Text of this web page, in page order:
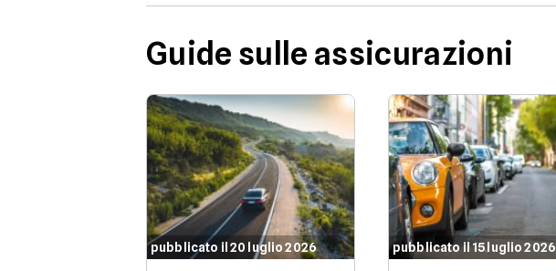
Guide sulle assicurazioni
pubblicato il 20 luglio 2026 pubblicato il 15 luglio 2026